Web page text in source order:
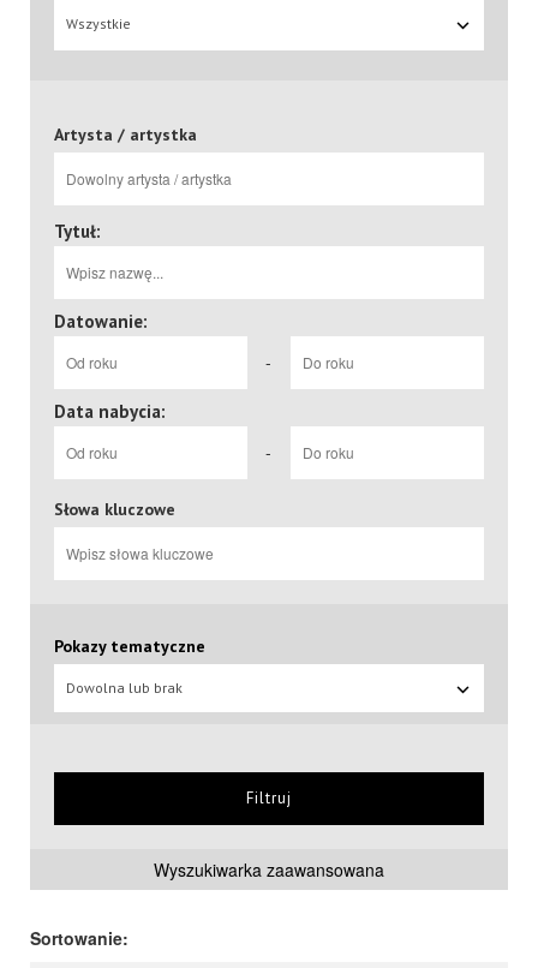
Wszystkie
Artysta / artystka
Tytuł:
Datowanie:
-
Data nabycia:
-
Słowa kluczowe
Pokazy tematyczne
Dowolna lub brak
Filtruj
Wyszukiwarka zaawansowana
Sortowanie: